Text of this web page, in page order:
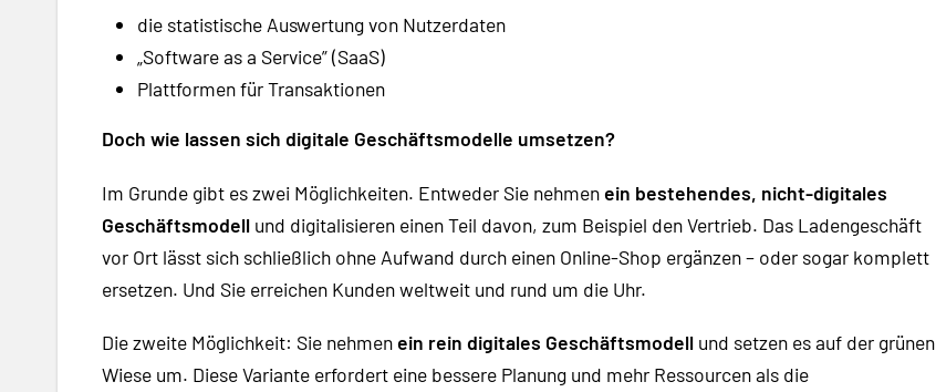
die statistische Auswertung von Nutzerdaten
„Software as a Service” (SaaS)
Plattformen für Transaktionen
Doch wie lassen sich digitale Geschäftsmodelle umsetzen?
Im Grunde gibt es zwei Möglichkeiten. Entweder Sie nehmenein bestehendes, nicht-digitales
Geschäftsmodell und digitalisieren einen Teil davon, zum Beispiel den Vertrieb. Das Ladengeschäft
vor Ort lässt sich schließlich ohne Aufwand durch einen Online-Shop ergänzen – oder sogar komplett
ersetzen. Und Sie erreichen Kunden weltweit und rund um die Uhr.
Die zweite Möglichkeit: Sie nehmenein rein digitales Geschäftsmodell und setzen es auf der grünen
Wiese um. Diese Variante erfordert eine bessere Planung und mehr Ressourcen als die